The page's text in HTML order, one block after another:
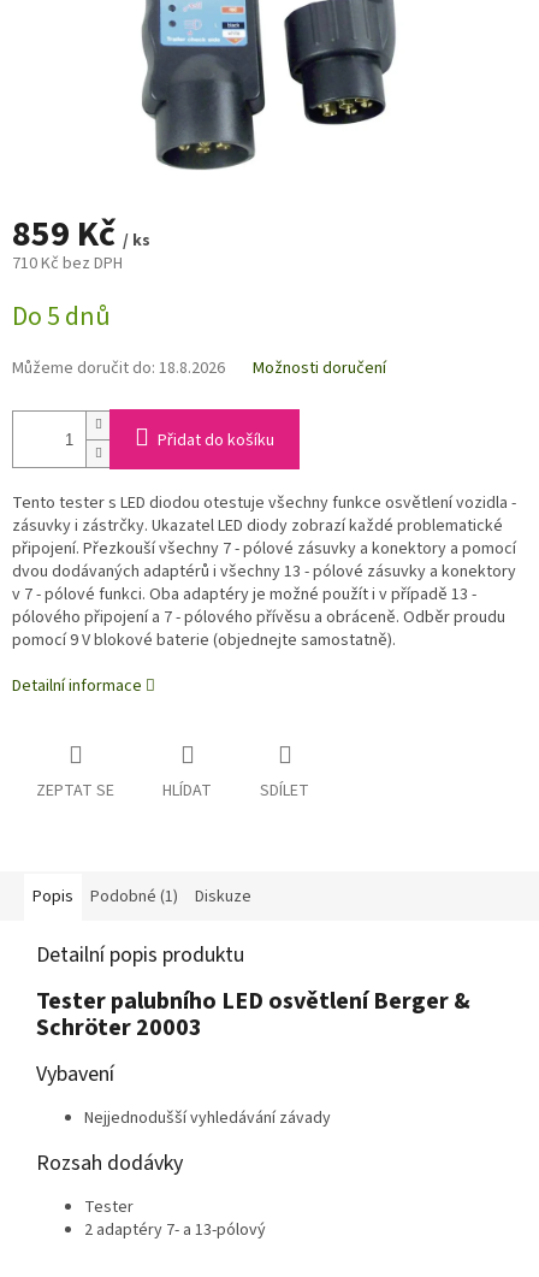
859 Kč / ks
710 Kč bez DPH
cena:
Do 5 dnů
Můžeme doručit do: 18.8.2026 Možnosti doručení
Přidat do košíku
Tento tester s LED diodou otestuje všechny funkce osvětlení vozidla -
zásuvky i zástrčky. Ukazatel LED diody zobrazí každé problematické
připojení. Přezkouší všechny 7 - pólové zásuvky a konektory a pomocí
dvou dodávaných adaptérů i všechny 13 - pólové zásuvky a konektory
v 7 - pólové funkci. Oba adaptéry je možné použít i v případě 13 -
pólového připojení a 7 - pólového přívěsu a obráceně. Odběr proudu
pomocí 9 V blokové baterie (objednejte samostatně).
Detailní informace
ZEPTAT SE HLÍDAT SDÍLET
Popis Podobné (1) Diskuze
Detailní popis produktu
Tester palubního LED osvětlení Berger &
Schröter 20003
Vybavení
Nejjednodušší vyhledávání závady
Rozsah dodávky
Tester
2 adaptéry 7- a 13-pólový